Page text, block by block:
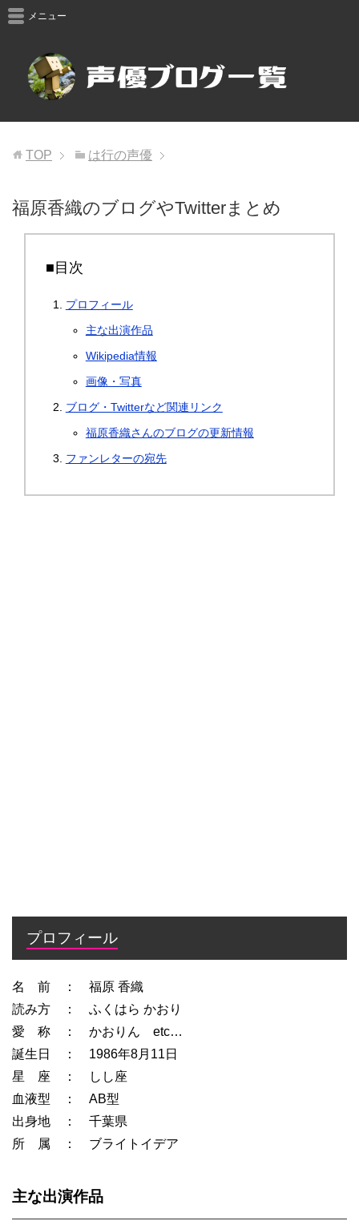
メニュー
TOP は行の声優
福原香織のブログやTwitterまとめ
■目次
プロフィール
主な出演作品
Wikipedia情報
画像・写真
ブログ・Twitterなど関連リンク
福原香織さんのブログの更新情報
ファンレターの宛先
プロフィール
名 前 ： 福原 香織
読み方 ： ふくはら かおり
愛 称 ： かおりん etc…
誕生日 ： 1986年8月11日
星 座 ： しし座
血液型 ： AB型
出身地 ： 千葉県
所 属 ： ブライトイデア
主な出演作品